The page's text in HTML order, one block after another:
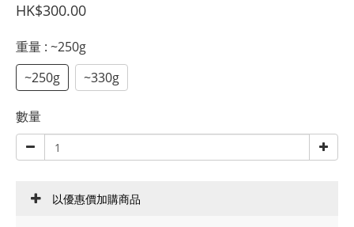
HK$300.00
重量 : ~250g
~250g
~330g
數量
以優惠價加購商品